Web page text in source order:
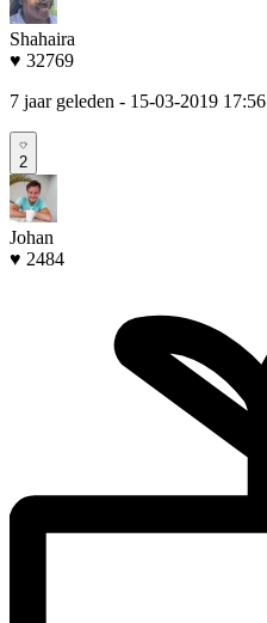
Shahaira
♥ 32769
7 jaar geleden - 15-03-2019 17:56
2
Johan
♥ 2484